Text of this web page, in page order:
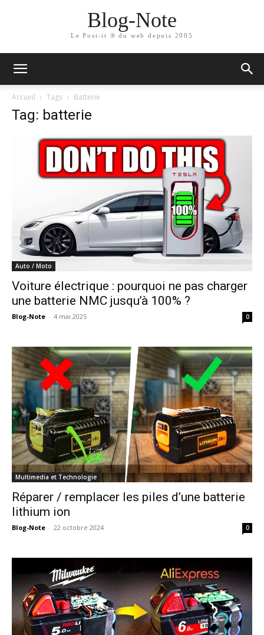
Blog-Note
Le Post-it ® du web depuis 2005
Accueil Tags Batterie
Tag: batterie
Auto / Moto
Voiture électrique : pourquoi ne pas charger
une batterie NMC jusqu’à 100% ?
Blog-Note - 4 mai 2025 0
Multimedia et Technologie
Réparer / remplacer les piles d’une batterie
lithium ion
Blog-Note - 22 octobre 2024 0